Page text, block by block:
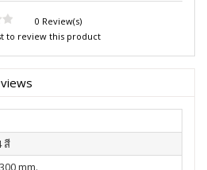
0 Review(s)
to review this product
สี
mm.